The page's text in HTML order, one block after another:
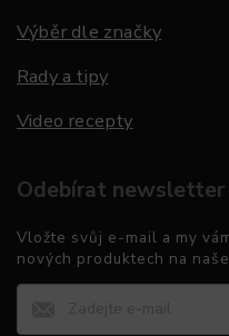
Výběr dle značky
Rady a tipy
Video recepty
Odebírat newsletter
Vložte svůj e-mail a my
nových produktech na